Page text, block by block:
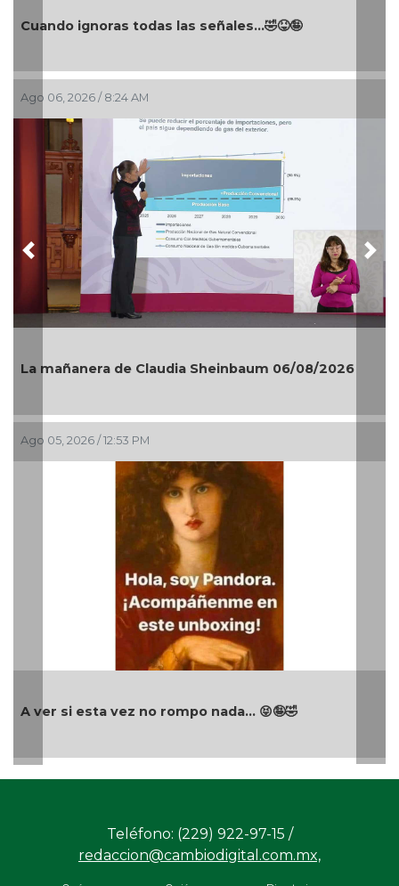
La mañanera de Claudia Sheinbaum 05/08/2026
Ago 04, 2026 / 1:20 PM
"Primero hay que agarrar fuerza"... 🤣🤪😝
Ago 04, 2026 / 8:13 AM
La mañanera de Claudia Sheinbaum 04/08/2026
Previous
Teléfono: (229) 922-97-15 /
redaccion@cambiodigital.com.mx,